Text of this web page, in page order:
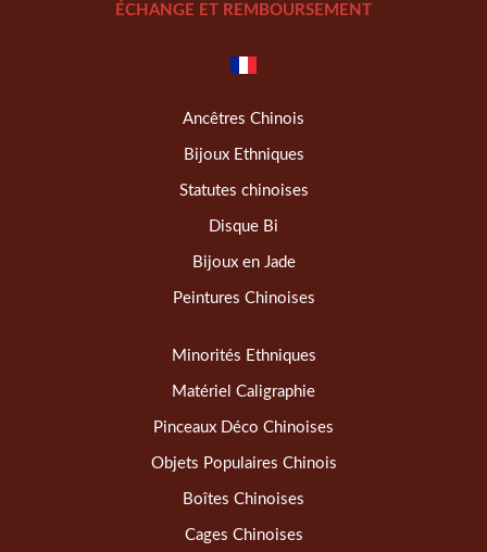
ÉCHANGE ET REMBOURSEMENT
Ancêtres Chinois
Bijoux Ethniques
Statutes chinoises
Disque Bi
Bijoux en Jade
Peintures Chinoises
Minorités Ethniques
Matériel Caligraphie
Pinceaux Déco Chinoises
Objets Populaires Chinois
Boîtes Chinoises
Cages Chinoises